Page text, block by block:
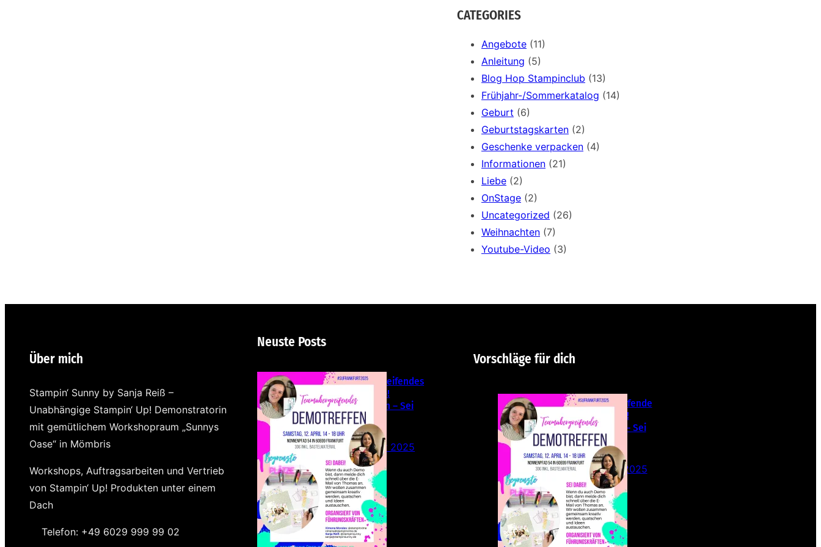
a
r
CATEGORIES
Angebote (11)
Anleitung (5)
Blog Hop Stampinclub (13)
Frühjahr-/Sommerkatalog (14)
Geburt (6)
Geburtstagskarten (2)
Geschenke verpacken (4)
Informationen (21)
Liebe (2)
OnStage (2)
Uncategorized (26)
Weihnachten (7)
Youtube-Video (3)
Über mich
Stampin‘ Sunny by Sanja Reiß –
Unabhängige Stampin‘ Up! Demonstratorin
mit gemütlichem Workshopraum „Sunnys
Oase“ in Mömbris
Workshops, Auftragsarbeiten und Vertrieb
von Stampin‘ Up! Produkten unter einem
Dach
Telefon: +49 6029 999 99 02
Neuste Posts
Teamübergreifendes
Stampin‘ Up!
Demotreffen – Sei
dabei!
26. Februar 2025
Vorschläge für dich
Teamübergreifende
s Stampin‘ Up!
Demotreffen – Sei
dabei!
26. Februar 2025